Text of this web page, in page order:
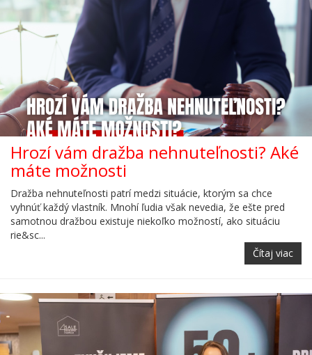
Hrozí vám dražba nehnuteľnosti? Aké
máte možnosti
Dražba nehnuteľnosti patrí medzi situácie, ktorým sa chce
vyhnúť každý vlastník. Mnohí ľudia však nevedia, že ešte pred
samotnou dražbou existuje niekoľko možností, ako situáciu
rie&sc...
Čítaj viac